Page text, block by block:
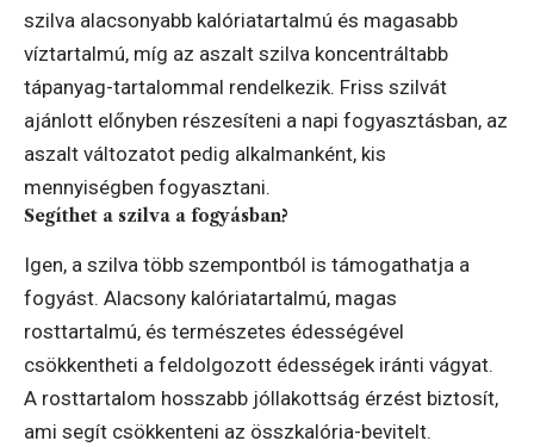
szilva alacsonyabb kalóriatartalmú és magasabb
víztartalmú, míg az aszalt szilva koncentráltabb
tápanyag-tartalommal rendelkezik. Friss szilvát
ajánlott előnyben részesíteni a napi fogyasztásban, az
aszalt változatot pedig alkalmanként, kis
mennyiségben fogyasztani.
Segíthet a szilva a fogyásban?
Igen, a szilva több szempontból is támogathatja a
fogyást. Alacsony kalóriatartalmú, magas
rosttartalmú, és természetes édességével
csökkentheti a feldolgozott édességek iránti vágyat.
A rosttartalom hosszabb jóllakottság érzést biztosít,
ami segít csökkenteni az összkalória-bevitelt.